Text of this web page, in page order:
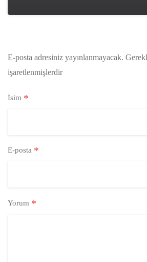
E-posta adresiniz yayınlanmayacak.
işaretlenmişlerdir
İsim *
E-posta *
Yorum *